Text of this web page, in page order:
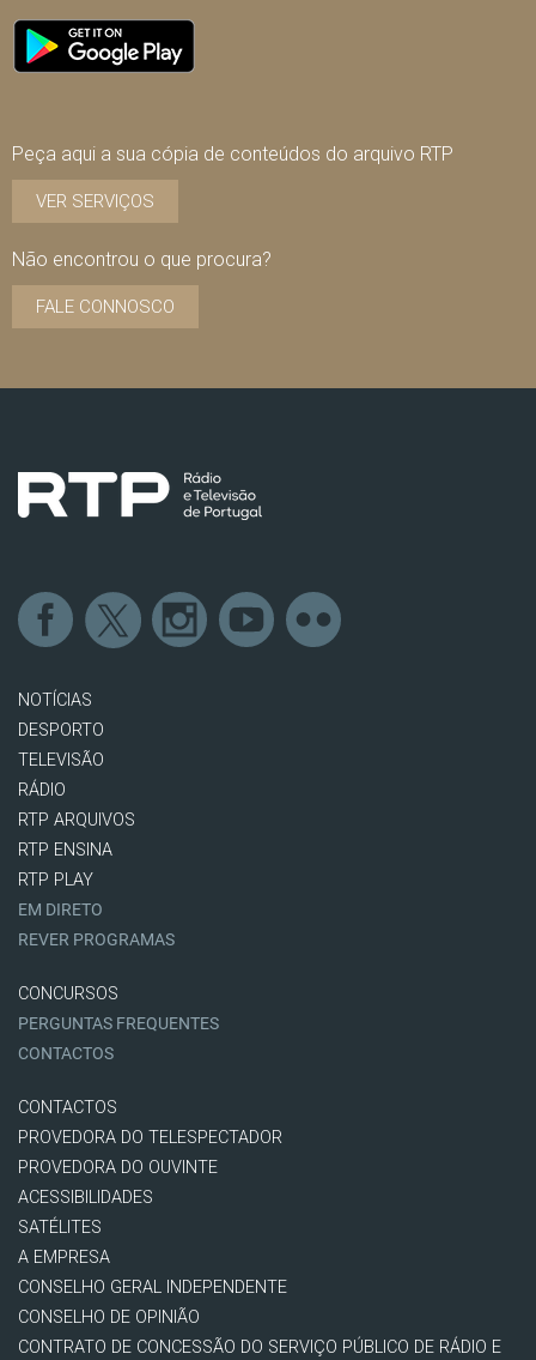
Peça aqui a sua cópia de conteúdos do arquivo RTP
VER SERVIÇOS
Não encontrou o que procura?
FALE CONNOSCO
NOTÍCIAS
DESPORTO
TELEVISÃO
RÁDIO
RTP ARQUIVOS
RTP ENSINA
RTP PLAY
EM DIRETO
REVER PROGRAMAS
CONCURSOS
PERGUNTAS FREQUENTES
CONTACTOS
CONTACTOS
PROVEDORA DO TELESPECTADOR
PROVEDORA DO OUVINTE
ACESSIBILIDADES
SATÉLITES
A EMPRESA
CONSELHO GERAL INDEPENDENTE
CONSELHO DE OPINIÃO
CONTRATO DE CONCESSÃO DO SERVIÇO PÚBLICO DE RÁDIO E